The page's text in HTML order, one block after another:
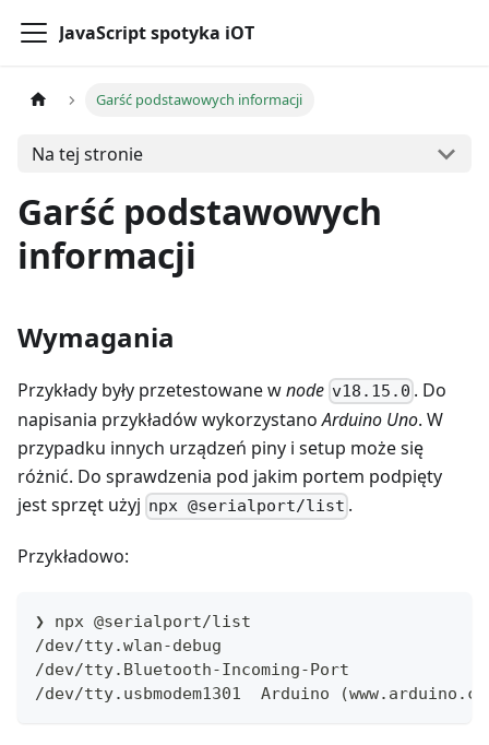
JavaScript spotyka iOT
Garść podstawowych informacji
Na tej stronie
Garść podstawowych
informacji
Wymagania
Przykłady były przetestowane wnode v18.15.0 . Do
napisania przykładów wykorzystanoArduino Uno. W
przypadku innych urządzeń piny i setup może się
różnić. Do sprawdzenia pod jakim portem podpięty
jest sprzęt użyj npx @serialport/list .
Przykładowo:
❯ npx @serialport/list
/dev/tty.wlan-debug
/dev/tty.Bluetooth-Incoming-Port
/dev/tty.usbmodem1301  Arduino